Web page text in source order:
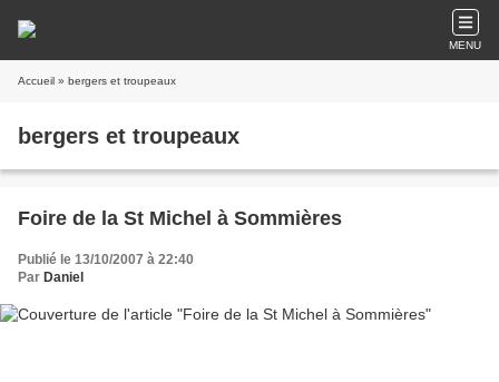
MENU
Accueil » bergers et troupeaux
bergers et troupeaux
Foire de la St Michel à Sommières
Publié le 13/10/2007 à 22:40
Par Daniel